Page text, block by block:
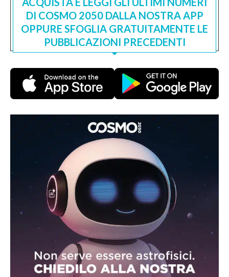
DI COSMO 2050 DALLA NOSTRA APP
OPPURE SFOGLIA GRATUITAMENTE LE
PUBBLICAZIONI PRECEDENTI